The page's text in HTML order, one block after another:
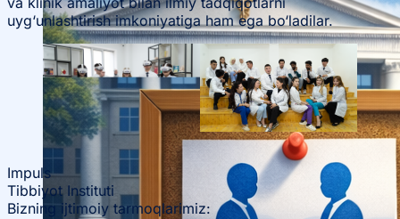
uyg‘unlashtirish imkoniyatiga ham ega bo‘ladilar.
Impuls
Tibbiyot Instituti
Bizning ijtimoiy tarmoqlarimiz: